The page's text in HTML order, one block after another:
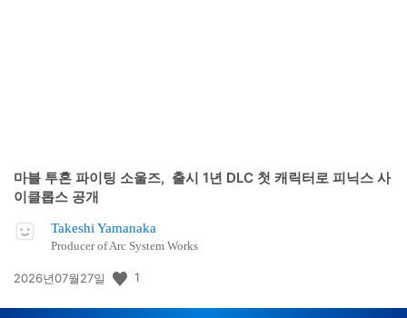
마블 투혼 파이팅 소울즈, 출시 1년 DLC 첫 캐릭터로 피닉스 사
이클롭스 공개
Takeshi Yamanaka
Producer of Arc System Works
공
일:
2026년07월27일 1